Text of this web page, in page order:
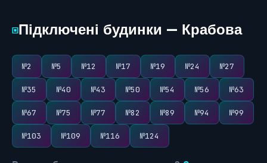
▣Підключені будинки — Крабова
№2 №5 №12 №17 №19 №24 №27
№35 №40 №43 №50 №54 №56 №63
№67 №75 №77 №82 №89 №94 №99
№103 №109 №116 №124